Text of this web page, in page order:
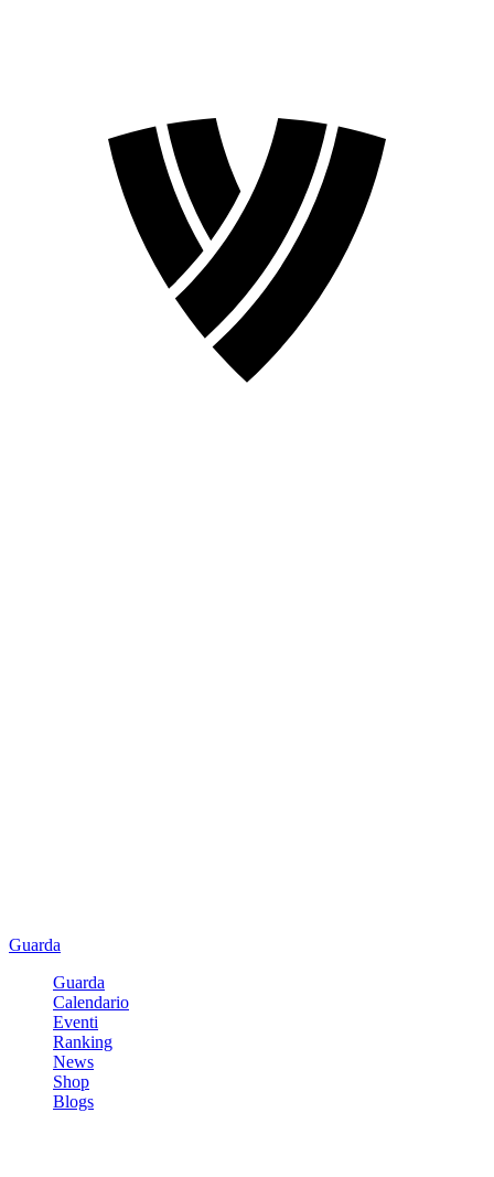
Guarda
Guarda
Calendario
Eventi
Ranking
News
Shop
Blogs